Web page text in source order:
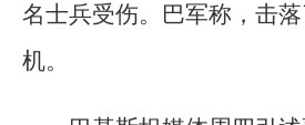
名士兵受伤。巴军称，击
机。